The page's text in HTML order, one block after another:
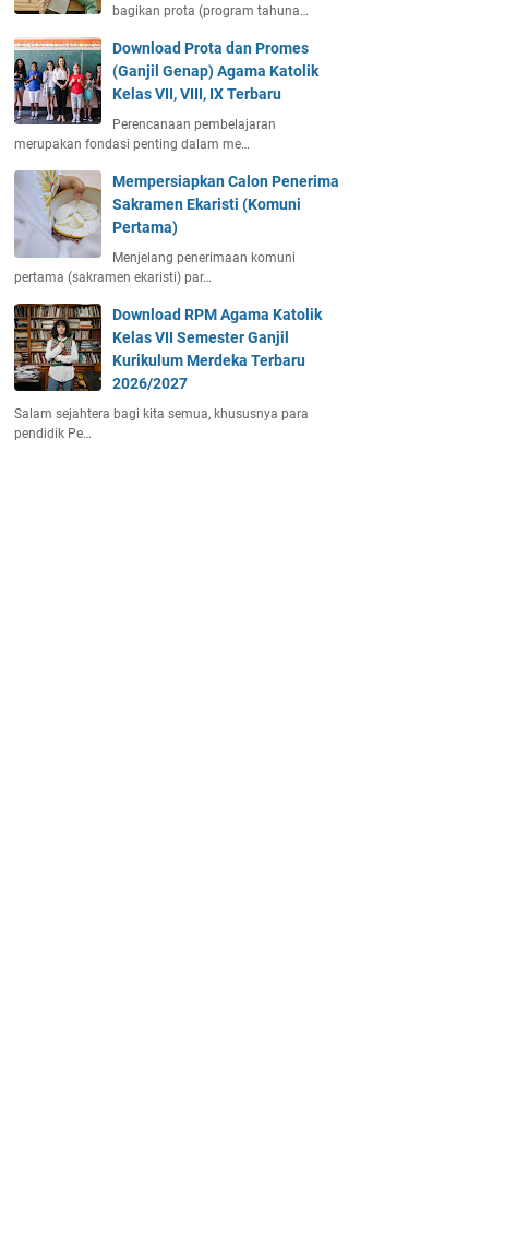
bagikan prota (program tahuna…
Download Prota dan Promes
(Ganjil Genap) Agama Katolik
Kelas VII, VIII, IX Terbaru
Perencanaan pembelajaran
merupakan fondasi penting dalam me…
Mempersiapkan Calon Penerima
Sakramen Ekaristi (Komuni
Pertama)
Menjelang penerimaan komuni
pertama (sakramen ekaristi) par…
Download RPM Agama Katolik
Kelas VII Semester Ganjil
Kurikulum Merdeka Terbaru
2026/2027
Salam sejahtera bagi kita semua, khususnya para
pendidik Pe…